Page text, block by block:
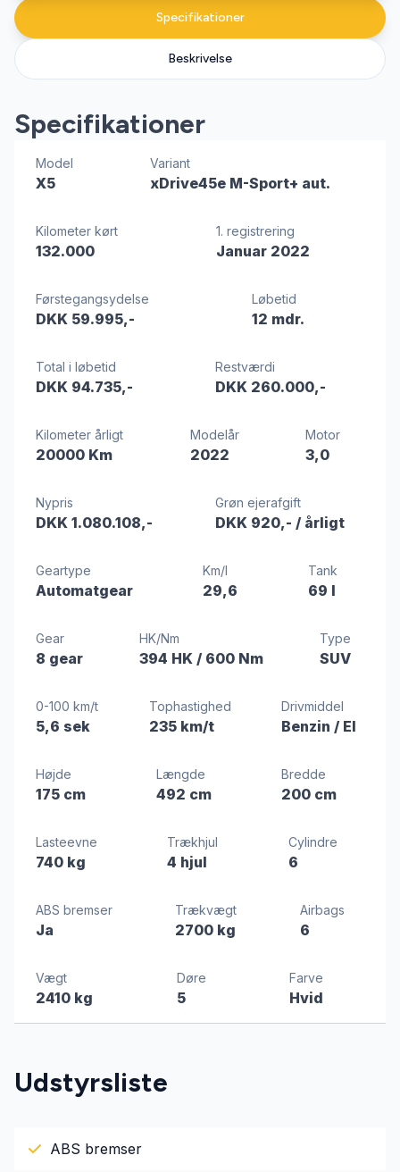
Specifikationer
Beskrivelse
Specifikationer
Model
X5
Variant
xDrive45e M-Sport+ aut.
Kilometer kørt
132.000
1. registrering
Januar 2022
Førstegangsydelse
DKK 59.995,-
Løbetid
12 mdr.
Total i løbetid
DKK 94.735,-
Restværdi
DKK 260.000,-
Kilometer årligt
20000 Km
Modelår
2022
Motor
3,0
Nypris
DKK 1.080.108,-
Grøn ejerafgift
DKK 920,- / årligt
Geartype
Automatgear
Km/l
29,6
Tank
69 l
Gear
8 gear
HK/Nm
394 HK / 600 Nm
Type
SUV
0-100 km/t
5,6 sek
Tophastighed
235 km/t
Drivmiddel
Benzin / El
Højde
175 cm
Længde
492 cm
Bredde
200 cm
Lasteevne
740 kg
Trækhjul
4 hjul
Cylindre
6
ABS bremser
Ja
Trækvægt
2700 kg
Airbags
6
Vægt
2410 kg
Døre
5
Farve
Hvid
Udstyrsliste
ABS bremser